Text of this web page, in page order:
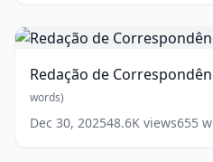
-
Técnico
PCD
-
AlfaCon
(15
de
Correspondências
AlfaCon (5
words)
Redação de
words)
Dec 30, 202548.6K views655